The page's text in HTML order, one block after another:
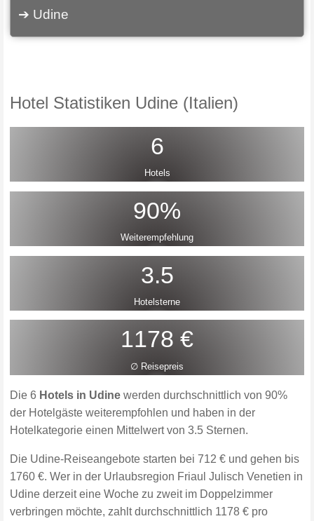
➔ Udine
Hotel Statistiken Udine (Italien)
6
Hotels
90%
Weiterempfehlung
3.5
Hotelsterne
1178 €
∅ Reisepreis
Die 6 Hotels in Udinewerden durchschnittlich von 90%
der Hotelgäste weiterempfohlen und haben in der
Hotelkategorie einen Mittelwert von 3.5 Sternen.
Die Udine-Reiseangebote starten bei 712 € und gehen bis
1760 €. Wer in der Urlaubsregion Friaul Julisch Venetien in
Udine derzeit eine Woche zu zweit im Doppelzimmer
verbringen möchte, zahlt durchschnittlich 1178 € pro